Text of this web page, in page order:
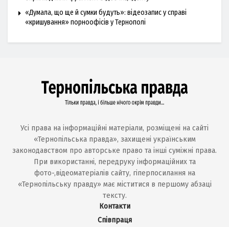
«Думала, що ще й сумки будуть»: відеозапис у справі
«кришування» порноофісів у Тернополі
Усі права на інформаційні матеріали, розміщені на сайті
«Тернопільська правда», захищені українським
законодавством про авторське право та інші суміжні права.
При використанні, передруку інформаційних та
фото-,відеоматеріалів сайту, гіперпосилання на
«Тернопільську правду» має міститися в першому абзаці
тексту.
Контакти
Співпраця